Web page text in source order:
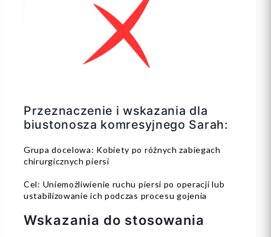
Przeznaczenie i wskazania dla
biustonosza komresyjnego Sarah:
Grupa docelowa: Kobiety po różnych zabiegach
chirurgicznych piersi
Cel: Uniemożliwienie ruchu piersi po operacji lub
ustabilizowanie ich podczas procesu gojenia
Wskazania do stosowania